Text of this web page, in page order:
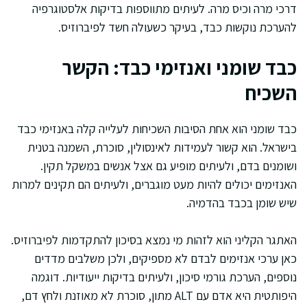
דרכי מרה וכיס מרה. לעיתים מתווספות בדיקות אלסטוגרפיה
להערכת נוקשות כבד, בעיקר כשעולה חשד לפיברוזיס.
כבד שומני ואנזימי כבד: הקשר
השכיח
כבד שומני הוא אחת הסיבות השכיחות לעלייה קלה באנזימי כבד
בישראל. הוא קשור לעמידות לאינסולין, סוכרת, השמנה בטנית
ושומנים בדם, ולעיתים מופיע גם אצל אנשים במשקל תקין.
האנזימים יכולים להיות מעט מוגברים, ולעיתים הם תקינים למרות
שיש שומן בכבד בהדמיה.
האתגר הקליני הוא לזהות מי נמצא בסיכון להתקדמות לפיברוזיס.
כאן ערכי אנזימים לבדם לא מספיקים, ולכן משלבים מדדים
נוספים, הערכת גורמי סיכון, ולעיתים בדיקות ייעודיות. דוגמה
היפותטית היא אדם עם ALT מתון, סוכרת לא מאוזנת ולחץ דם,